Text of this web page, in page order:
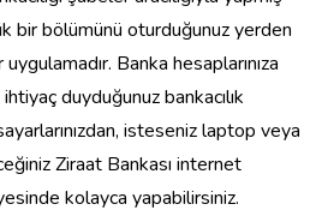
bir bölümünü oturduğunuz yerden
Banka hesaplarınıza
duyduğunuz bankacılık
isteseniz laptop veya
Ziraat Bankası internet
kolayca yapabilirsiniz.